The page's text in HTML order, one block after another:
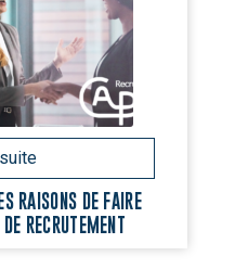
RAISONS DE FAIRE
RECRUTEMENT